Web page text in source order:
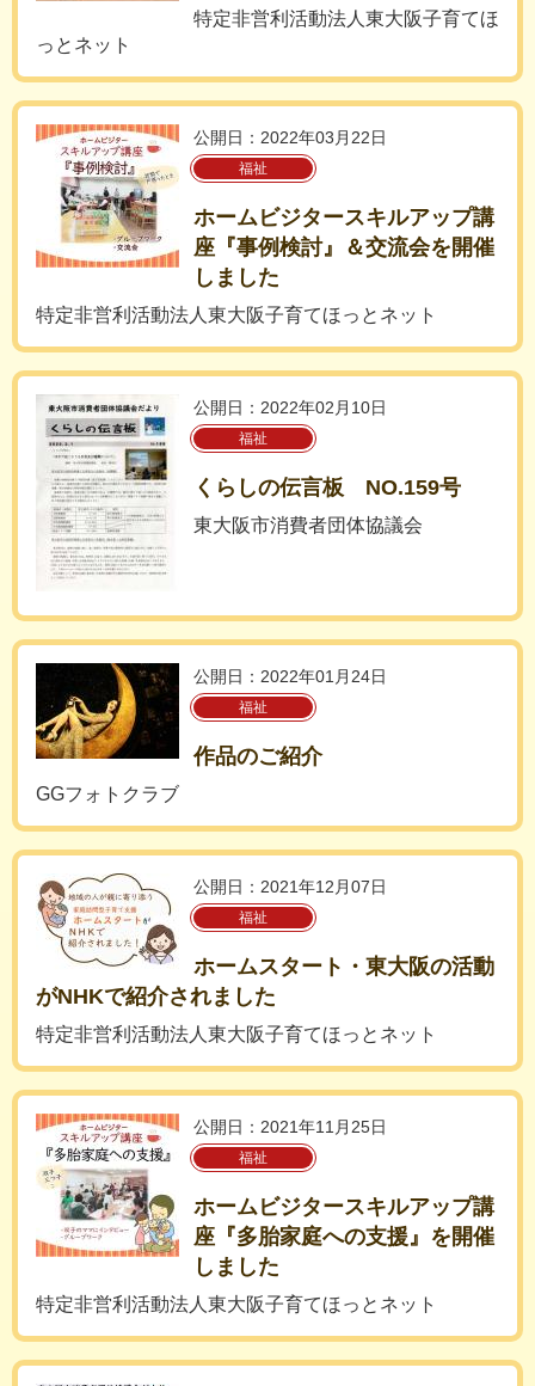
特定非営利活動法人東大阪子育てほ
っとネット
公開日：2022年03月22日
福祉
ホームビジタースキルアップ講
座『事例検討』＆交流会を開催
しました
特定非営利活動法人東大阪子育てほっとネット
公開日：2022年02月10日
福祉
くらしの伝言板 NO.159号
東大阪市消費者団体協議会
公開日：2022年01月24日
福祉
作品のご紹介
GGフォトクラブ
公開日：2021年12月07日
福祉
ホームスタート・東大阪の活動
がNHKで紹介されました
特定非営利活動法人東大阪子育てほっとネット
公開日：2021年11月25日
福祉
ホームビジタースキルアップ講
座『多胎家庭への支援』を開催
しました
特定非営利活動法人東大阪子育てほっとネット